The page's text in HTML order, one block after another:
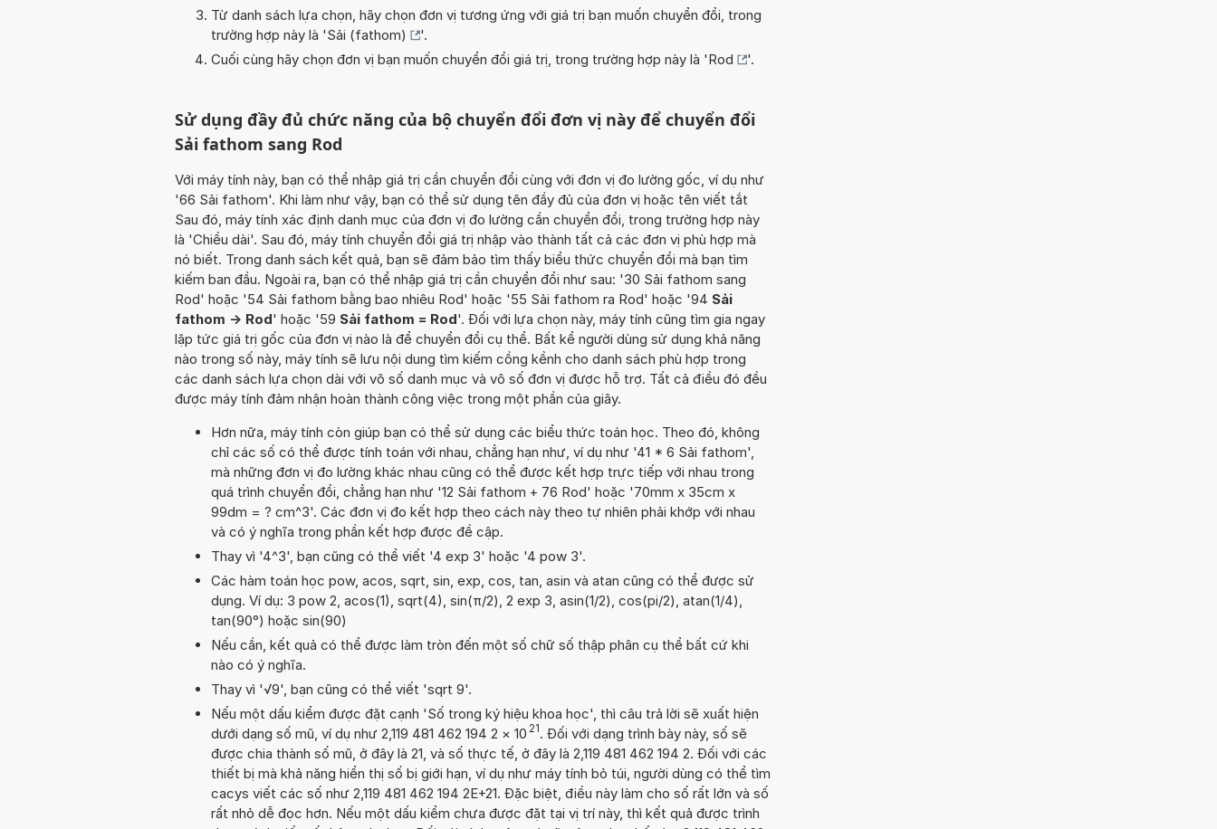
Từ danh sách lựa chọn, hãy chọn đơn vị tương ứng với giá trị bạn muốn chuyển đổi, trong
trường hợp này là 'Sải (fathom)
'.
Cuối cùng hãy chọn đơn vị bạn muốn chuyển đổi giá trị, trong trường hợp này là 'Rod '.
Sử dụng đầy đủ chức năng của bộ chuyển đổi đơn vị này để chuyển đổi
Sải fathom sang Rod
Với máy tính này, bạn có thể nhập giá trị cần chuyển đổi cùng với đơn vị đo lường gốc, ví dụ như
'66 Sải fathom'. Khi làm như vậy, bạn có thể sử dụng tên đầy đủ của đơn vị hoặc tên viết tắt
Sau đó, máy tính xác định danh mục của đơn vị đo lường cần chuyển đổi, trong trường hợp này
là 'Chiều dài'. Sau đó, máy tính chuyển đổi giá trị nhập vào thành tất cả các đơn vị phù hợp mà
nó biết. Trong danh sách kết quả, bạn sẽ đảm bảo tìm thấy biểu thức chuyển đổi mà bạn tìm
kiếm ban đầu. Ngoài ra, bạn có thể nhập giá trị cần chuyển đổi như sau: '30 Sải fathom sang
Rod' hoặc '54 Sải fathom bằng bao nhiêu Rod' hoặc '55 Sải fathom ra Rod' hoặc '94 Sải
fathom -> Rod' hoặc '59 Sải fathom = Rod'. Đối với lựa chọn này, máy tính cũng tìm gia ngay
lập tức giá trị gốc của đơn vị nào là để chuyển đổi cụ thể. Bất kể người dùng sử dụng khả năng
nào trong số này, máy tính sẽ lưu nội dung tìm kiếm cồng kềnh cho danh sách phù hợp trong
các danh sách lựa chọn dài với vô số danh mục và vô số đơn vị được hỗ trợ. Tất cả điều đó đều
được máy tính đảm nhận hoàn thành công việc trong một phần của giây.
Hơn nữa, máy tính còn giúp bạn có thể sử dụng các biểu thức toán học. Theo đó, không
chỉ các số có thể được tính toán với nhau, chẳng hạn như, ví dụ như '41 * 6 Sải fathom',
mà những đơn vị đo lường khác nhau cũng có thể được kết hợp trực tiếp với nhau trong
quá trình chuyển đổi, chẳng hạn như '12 Sải fathom + 76 Rod' hoặc '70mm x 35cm x
99dm = ? cm^3'. Các đơn vị đo kết hợp theo cách này theo tự nhiên phải khớp với nhau
và có ý nghĩa trong phần kết hợp được đề cập.
Thay vì '4^3', bạn cũng có thể viết '4 exp 3' hoặc '4 pow 3'.
Các hàm toán học pow, acos, sqrt, sin, exp, cos, tan, asin và atan cũng có thể được sử
dụng. Ví dụ: 3 pow 2, acos(1), sqrt(4), sin(π/2), 2 exp 3, asin(1/2), cos(pi/2), atan(1/4),
tan(90°) hoặc sin(90)
Nếu cần, kết quả có thể được làm tròn đến một số chữ số thập phân cụ thể bất cứ khi
nào có ý nghĩa.
Thay vì '√9', bạn cũng có thể viết 'sqrt 9'.
Nếu một dấu kiểm được đặt cạnh 'Số trong ký hiệu khoa học', thì câu trả lời sẽ xuất hiện
dưới dạng số mũ, ví dụ như 2,119 481 462 194 2 × 10 21. Đối với dạng trình bày này, số sẽ
được chia thành số mũ, ở đây là 21, và số thực tế, ở đây là 2,119 481 462 194 2. Đối với các
thiết bị mà khả năng hiển thị số bị giới hạn, ví dụ như máy tính bỏ túi, người dùng có thể tìm
cacys viết các số như 2,119 481 462 194 2E+21. Đặc biệt, điều này làm cho số rất lớn và số
rất nhỏ dễ đọc hơn. Nếu một dấu kiểm chưa được đặt tại vị trí này, thì kết quả được trình